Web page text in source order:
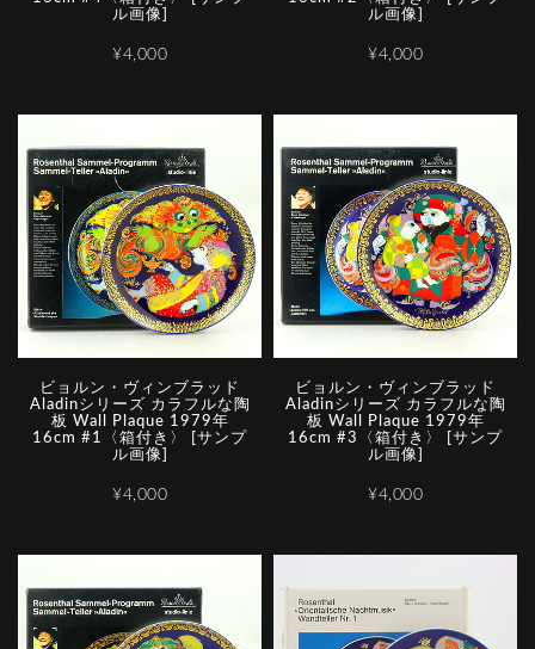
ル画像]
¥4,000
ル画像]
¥4,000
ビョルン・ヴィンブラッド
Aladinシリーズ カラフルな陶
板 Wall Plaque 1979年
16cm #1〈箱付き〉 [サンプ
ル画像]
¥4,000
ビョルン・ヴィンブラッド
Aladinシリーズ カラフルな陶
板 Wall Plaque 1979年
16cm #3〈箱付き〉 [サンプ
ル画像]
¥4,000